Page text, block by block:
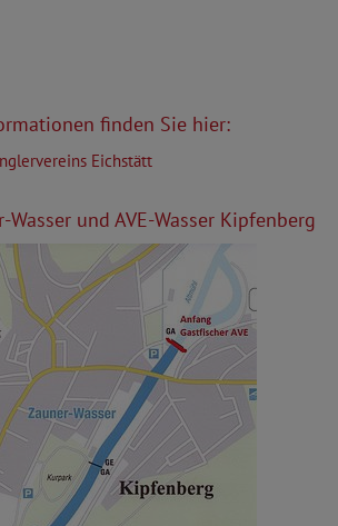
finden Sie hier:
Eichstätt
und AVE-Wasser Kipfenberg